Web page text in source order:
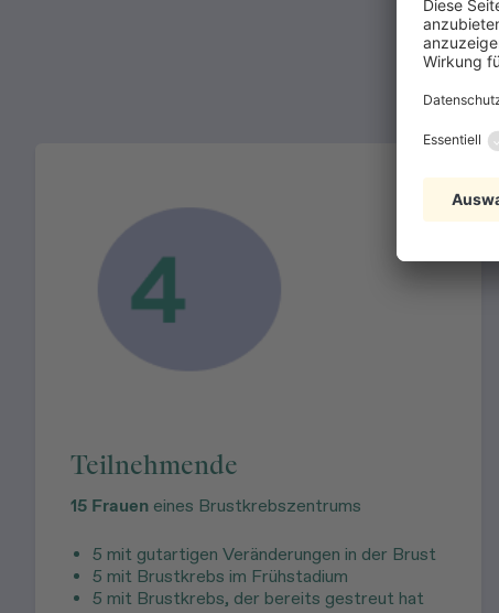
Teilnehmende
15 Frauen eines Brustkrebszentrums
5 mit gutartigen Veränderungen in der Brust
5 mit Brustkrebs im Frühstadium
5 mit Brustkrebs, der bereits gestreut hat